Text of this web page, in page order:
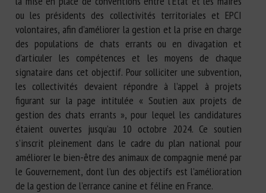
ou les présidents des collectivités territoriales et EPCI
volontaires, afin d’améliorer la gestion et la prise en charge
des populations de chats errants ou en divagation et
d’articuler les compétences et les moyens de chaque
signataire dans cet objectif. Pour solliciter une subvention,
les collectivités devaient répondre à l’appel à projets
figurant sur la page intitulée « Soutien aux projets de
gestion des chats errants », pour lequel les candidatures
étaient ouvertes jusqu’au 10 octobre 2024. Ce soutien
s’inscrit pleinement dans le cadre du plan national pour
améliorer le bien-être des animaux de compagnie mené par
le Gouvernement, dont l’un des objectifs est l’amélioration
de la gestion de l’errance canine et féline en France.